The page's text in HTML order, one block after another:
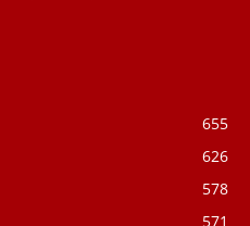
655
626
578
571